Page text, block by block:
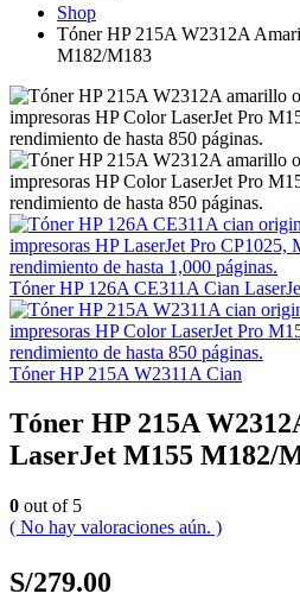
Shop
Tóner HP 215A W2312A
M182/M183
Tóner HP 126A CE311A Cian
Tóner HP 215A W2311A Cian
Tóner HP 215A
LaserJet M155 M182/
0 out of 5
( No hay valoraciones aún. )
S/279.00